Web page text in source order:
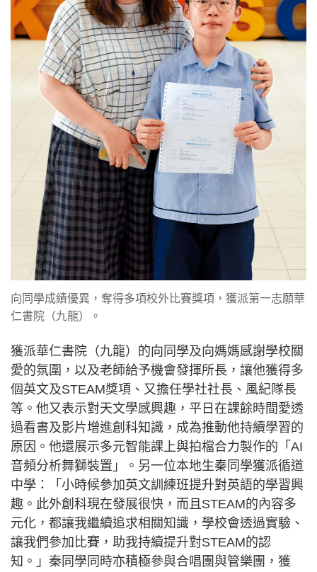
向同學成績優異，奪得多項校外比賽獎項，獲派第一志願華
仁書院（九龍）。
獲派華仁書院（九龍）的向同學及向媽媽感謝學校關
愛的氛圍，以及老師給予機會發揮所長，讓他獲得多
個英文及STEAM獎項、又擔任學社社長、風紀隊長
等。他又表示對天文學感興趣，平日在課餘時間愛透
過看書及影片增進創科知識，成為推動他持續學習的
原因。他還展示多元智能課上與拍檔合力製作的「AI
音頻分析舞獅裝置」。另一位本地生秦同學獲派循道
中學：「小時候參加英文訓練班提升對英語的學習興
趣。此外創科現在發展很快，而且STEAM的內容多
元化，都讓我繼續追求相關知識，學校會透過實驗、
讓我們參加比賽，助我持續提升對STEAM的認
知。」秦同學同時亦積極參與合唱團與管樂團，獲